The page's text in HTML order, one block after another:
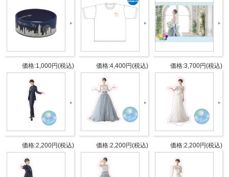
INTRODUCTION
「松井恵理子のにじらじっ！」初のBlu-rayが発売！！
声優の松井恵理子さんが沖縄の那覇市を中心に旅を満
色んな姿の松井さんを是非ご覧ください！ゲストには
内田彩さんが登場！2人のマリンスポーツは必見で
す！！
>>ダイジェストの視聴はこちら！
商品詳細
DETAIL
価格:1,000円(税込) 価格:4,400円(税込) 価格:3,700円(税込)
価格:2,200円(税込) 価格:2,200円(税込) 価格:2,200円(税込)